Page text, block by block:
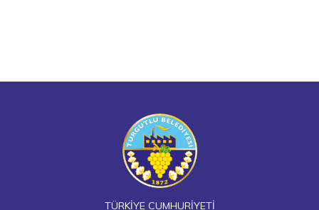
TÜRKİYE CUMHURİYETİ